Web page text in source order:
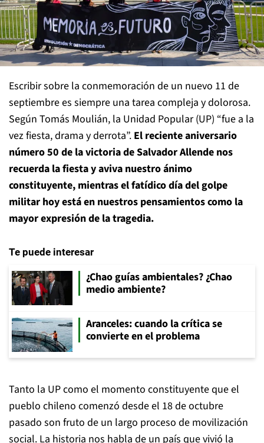
Escribir sobre la conmemoración de un nuevo 11 de
septiembre es siempre una tarea compleja y dolorosa.
Según Tomás Moulián, la Unidad Popular (UP) “fue a la
vez fiesta, drama y derrota”. El reciente aniversario
número 50 de la victoria de Salvador Allende nos
recuerda la fiesta y aviva nuestro ánimo
constituyente, mientras el fatídico día del golpe
militar hoy está en nuestros pensamientos como la
mayor expresión de la tragedia.
Te puede interesar
¿Chao guías ambientales? ¿Chao
medio ambiente?
Aranceles: cuando la crítica se
convierte en el problema
Tanto la UP como el momento constituyente que el
pueblo chileno comenzó desde el 18 de octubre
pasado son fruto de un largo proceso de movilización
social. La historia nos habla de un país que vivió la